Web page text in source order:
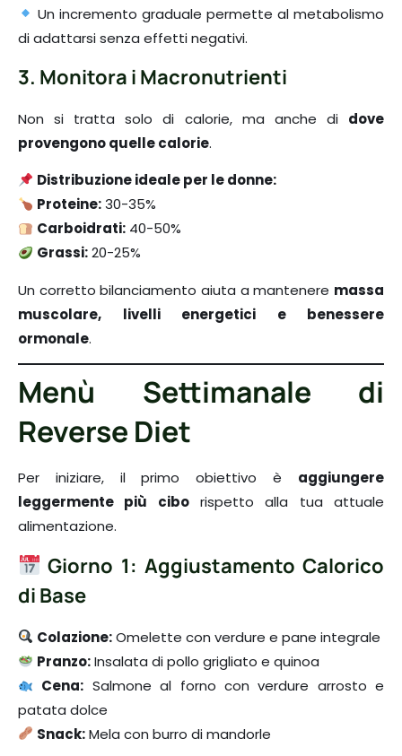
Un incremento graduale permette al metabolismo
di adattarsi senza effetti negativi.
3. Monitora i Macronutrienti
Non si tratta solo di calorie, ma anche di dove
provengono quelle calorie.
Distribuzione ideale per le donne:
Proteine:30-35%
Carboidrati: 40-50%
Grassi:20-25%
Un corretto bilanciamento aiuta a mantenere massa
muscolare, livelli energetici e benessere
ormonale.
Menù Settimanale di
Reverse Diet
Per iniziare, il primo obiettivo è aggiungere
leggermente più ciborispetto alla tua attuale
alimentazione.
Giorno 1: Aggiustamento Calorico
di Base
Colazione:Omelette con verdure e pane integrale
Pranzo:Insalata di pollo grigliato e quinoa
Cena: Salmone al forno con verdure arrosto e
patata dolce
Snack:Mela con burro di mandorle